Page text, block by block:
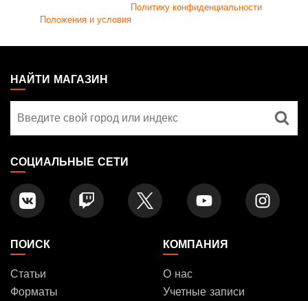
Политику конфиденциальности
Положения и условия
THE
GATHERING
FOOTER
НАЙТИ МАГАЗИН
магазин
СОЦИАЛЬНЫЕ СЕТИ
ПОИСК
Статьи
Форматы
КОМПАНИЯ
О нас
Учетные записи